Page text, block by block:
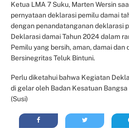
Ketua LMA 7 Suku, Marten Wersin
pernyataan deklarasi pemilu damai
dengan penandatanganan deklarasi
Deklarasi damai Tahun 2024 dalam
Pemilu yang bersih, aman, damai dan
Bersinegritas Teluk Bintuni.
Perlu diketahui bahwa Kegiatan
di gelar oleh Badan Kesatuan
(Susi)